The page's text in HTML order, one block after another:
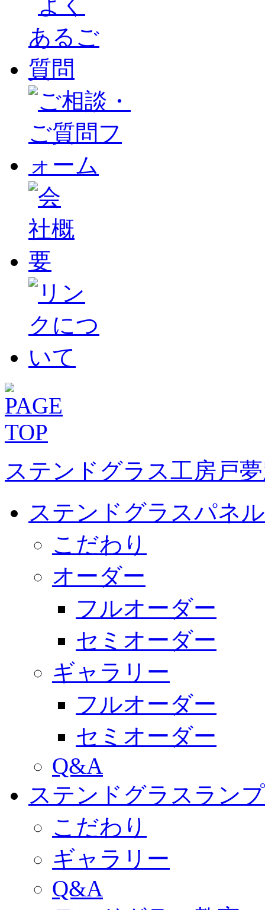
ステンドグラス工房戸
ステンドグラスパネル
こだわり
オーダー
フルオーダー
セミオーダー
ギャラリー
フルオーダー
セミオーダー
Q&A
ステンドグラスランプ
こだわり
ギャラリー
Q&A